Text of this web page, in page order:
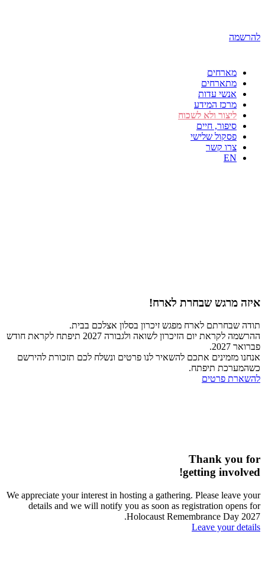
להרשמה
מארחים
מתארחים
אנשי עדות
מרכז המידע
ליצור ולא לשכוח
סיפור, חיים
פסקול שלישי
צרו קשר
EN
איזה מרגש שבחרת לארח!
תודה שבחרתם לארח מפגש זיכרון בסלון אצלכם בבית.
ההרשמה לקראת יום הזיכרון לשואה ולגבורה 2027 תיפתח לקראת חודש
פברואר 2027.
אנחנו מזמינים אתכם להשאיר לנו פרטים ונשלח לכם תזכורת להירשם
כשהמערכת תיפתח.
להשארת פרטים
Thank you for
getting involved!
We appreciate your interest in hosting a gathering. Please leave your
details and we will notify you as soon as registration opens for
Holocaust Remembrance Day 2027.
Leave your details